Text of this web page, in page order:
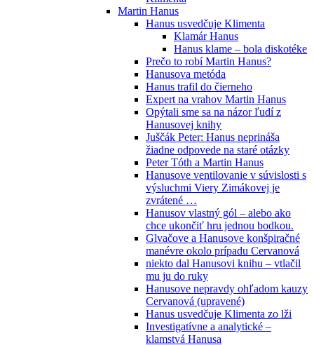
Martin Hanus
Hanus usvedčuje Klimenta
Klamár Hanus
Hanus klame – bola diskotéke
Prečo to robí Martin Hanus?
Hanusova metóda
Hanus trafil do čierneho
Expert na vrahov Martin Hanus
Opýtali sme sa na názor ľudí z
Hanusovej knihy
Juščák Peter: Hanus neprináša
žiadne odpovede na staré otázky
Peter Tóth a Martin Hanus
Hanusove ventilovanie v súvislosti s
výsluchmi Viery Zimákovej je
zvrátené …
Hanusov vlastný gól – alebo ako
chce ukončiť hru jednou bodkou.
Glvačove a Hanusove konšpiračné
manévre okolo prípadu Cervanová
niekto dal Hanusovi knihu – vtlačil
mu ju do ruky
Hanusove nepravdy ohľadom kauzy
Cervanová (upravené)
Hanus usvedčuje Klimenta zo lži
Investigatívne a analytické –
klamstvá Hanusa